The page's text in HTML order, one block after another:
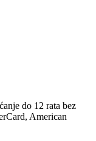
do 12 rata bez
American